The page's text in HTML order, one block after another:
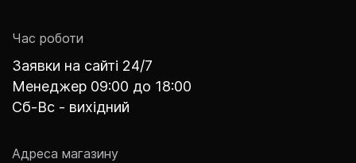
Час роботи
Заявки на сайті 24/7
Менеджер 09:00 до 18:00
Сб-Вс - вихідний
Адреса магазину